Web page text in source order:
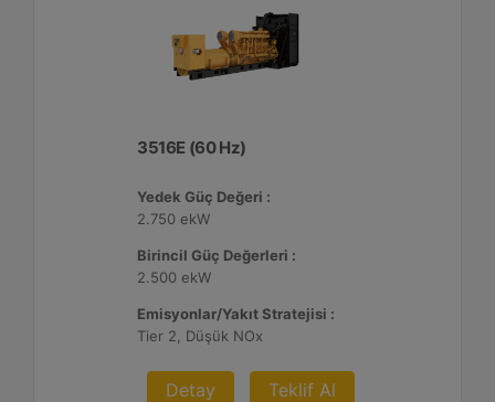
3516E (60 Hz)
Yedek Güç Değeri :
2.750 ekW
Birincil Güç Değerleri :
2.500 ekW
Emisyonlar/Yakıt Stratejisi :
Tier 2, Düşük NOx
Detay Teklif Al